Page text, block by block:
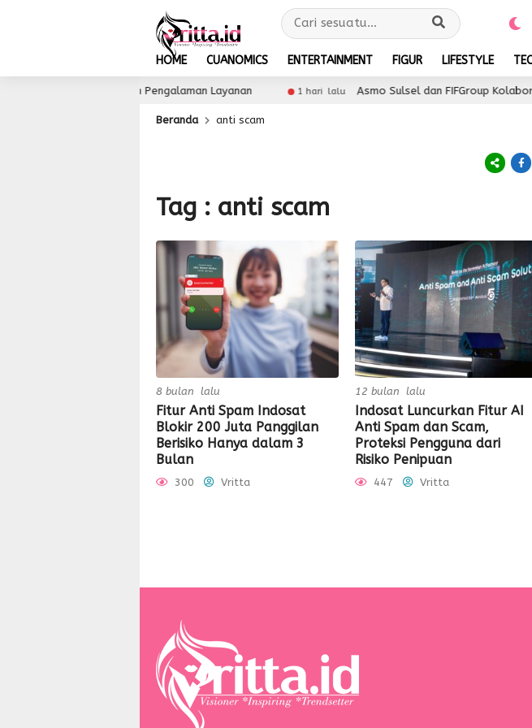
HOME CUANOMICS ENTERTAINMENT FIGUR LIFESTYLE
Loyalitas dan Pengalaman Layanan 1 hari lalu Asmo Sulsel dan FIFGroup Kolaborasi
Beranda anti scam
Tag : anti scam
8 bulan lalu
Fitur Anti Spam Indosat
Blokir 200 Juta Panggilan
Berisiko Hanya dalam 3
Bulan
300 Vritta
12 bulan lalu
Indosat Luncurkan Fitur AI
Anti Spam dan Scam,
Proteksi Pengguna dari
Risiko Penipuan
447 Vritta